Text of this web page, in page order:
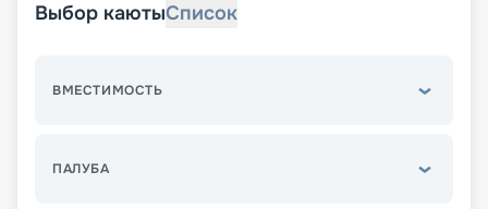
Выбор каютыСписок
ВМЕСТИМОСТЬ
ПАЛУБА